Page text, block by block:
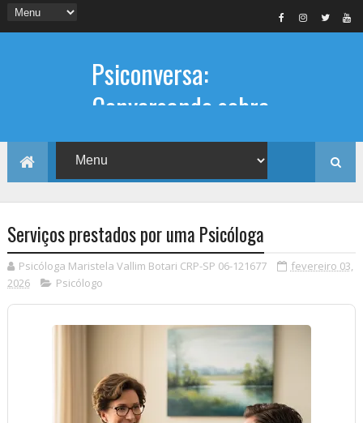
Psiconversa:
Conversando sobre
Psicologia
Informações sobre: Psicóloga,
Psicoterapia, terapia de casal, terapia
individual, Psicóloga online e presencial,
Serviços prestados por uma Psicóloga
Psicóloga Maristela Vallim Botari CRP-SP 06-121677
fevereiro 03,
2026
Psicólogo